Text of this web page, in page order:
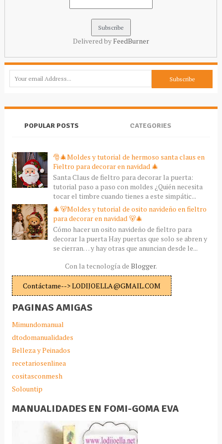
Delivered by FeedBurner
POPULAR POSTS CATEGORIES
🎅🎄Moldes y tutorial de hermoso santa claus en
Fieltro para decorar en navidad 🎄
Santa Claus de fieltro para decorar la puerta:
tutorial paso a paso con moldes ¿Quién necesita
tocar el timbre cuando tienes a este simpátic...
🎄🐻Moldes y tutorial de osito navideño en fieltro
para decorar en navidad 🐻🎄
Cómo hacer un osito navideño de fieltro para
decorar la puerta Hay puertas que solo se abren y
se cierran… y hay otras que anuncian desde le...
Con la tecnología de Blogger.
Contáctame--> LODIJOELLA@GMAIL.COM
PAGINAS AMIGAS
Mimundomanual
dtodomanualidades
Belleza y Peinados
recetariosenlinea
cositasconmesh
Solountip
MANUALIDADES EN FOMI-GOMA EVA